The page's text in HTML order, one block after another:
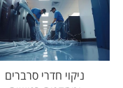
ניקוי חדרי סרברים